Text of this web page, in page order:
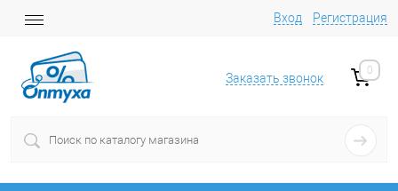
Вход Регистрация
Заказать звонок
0